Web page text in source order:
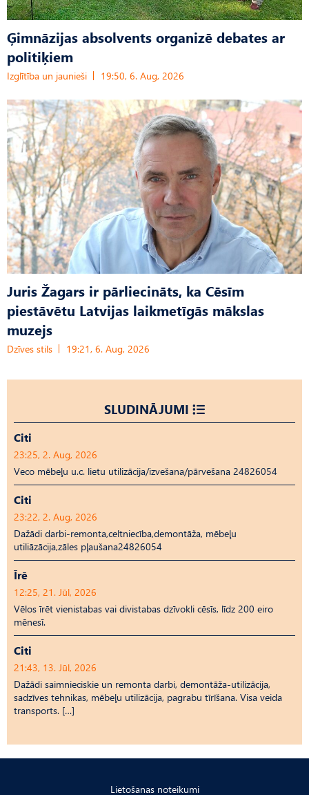
Ģimnāzijas absolvents organizē debates ar
politiķiem
Izglītība un jaunieši 19:50, 6. Aug, 2026
Juris Žagars ir pārliecināts, ka Cēsīm
piestāvētu Latvijas laikmetīgās mākslas
muzejs
Dzīves stils 19:21, 6. Aug, 2026
SLUDINĀJUMI
Citi
23:25, 2. Aug, 2026
Veco mēbeļu u.c. lietu utilizācija/izvešana/pārvešana 24826054
Citi
23:22, 2. Aug, 2026
Dažādi darbi-remonta,celtniecība,demontāža, mēbeļu
utiliāzācija,zāles pļaušana24826054
Īrē
12:25, 21. Jūl, 2026
Vēlos īrēt vienistabas vai divistabas dzīvokli cēsīs, līdz 200 eiro
mēnesī.
Citi
21:43, 13. Jūl, 2026
Dažādi saimnieciskie un remonta darbi, demontāža-utilizācija,
sadzīves tehnikas, mēbeļu utilizācija, pagrabu tīrīšana. Visa veida
transports. […]
Lietošanas noteikumi